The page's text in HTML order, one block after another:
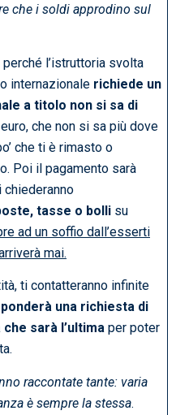
che i soldi approdino sul
l’istruttoria svolta
internazionale richiede un
a titolo non si sa di
che non si sa più dove
che ti è rimasto o
Poi il pagamento sarà
chiederanno
tasse o bolli su
ad un soffio dall’esserti
mai.
ti contatteranno infinite
una richiesta di
sarà l’ultima per poter
raccontate tante: varia
è sempre la stessa.